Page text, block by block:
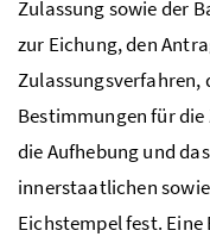
Zulassung sowie der
zur Eichung, den
Zulassungsverfahren,
Bestimmungen für
die Aufhebung und
innerstaatlichen
Eichstempel fest. Eine